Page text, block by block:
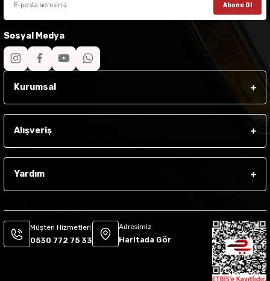
Abone Ol
Sosyal Medya
Kurumsal
Alışveriş
Yardım
Müşteri Hizmetleri
0530 772 75 33
Adresimiz
Haritada Gör